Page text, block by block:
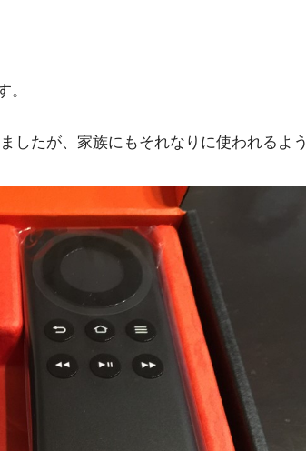
。
したが、家族にもそれなりに使われるよう